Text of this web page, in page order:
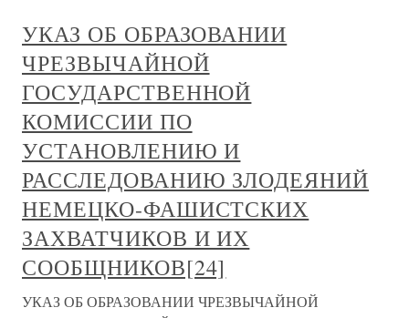
УКАЗ ОБ ОБРАЗОВАНИИ
ЧРЕЗВЫЧАЙНОЙ
ГОСУДАРСТВЕННОЙ
КОМИССИИ ПО
УСТАНОВЛЕНИЮ И
РАССЛЕДОВАНИЮ ЗЛОДЕЯНИЙ
НЕМЕЦКО-ФАШИСТСКИХ
ЗАХВАТЧИКОВ И ИХ
СООБЩНИКОВ[24]
УКАЗ ОБ ОБРАЗОВАНИИ ЧРЕЗВЫЧАЙНОЙ